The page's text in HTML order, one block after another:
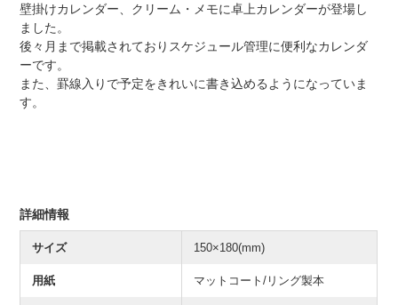
壁掛けカレンダー、クリーム・メモに卓上カレンダーが登場し
ました。
後々月まで掲載されておりスケジュール管理に便利なカレンダ
ーです。
また、罫線入りで予定をきれいに書き込めるようになっていま
す。
詳細情報
サイズ 150×180(mm)
用紙 マットコート/リング製本